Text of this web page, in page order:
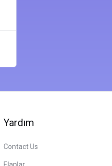
Yardım
Contact Us